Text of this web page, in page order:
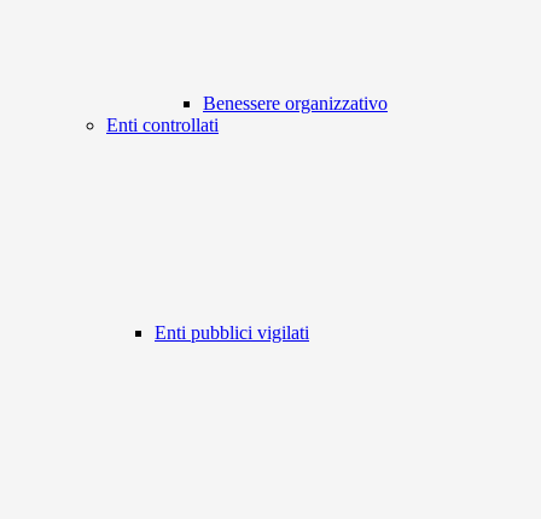
Benessere organizzativo
Enti controllati
Enti pubblici vigilati